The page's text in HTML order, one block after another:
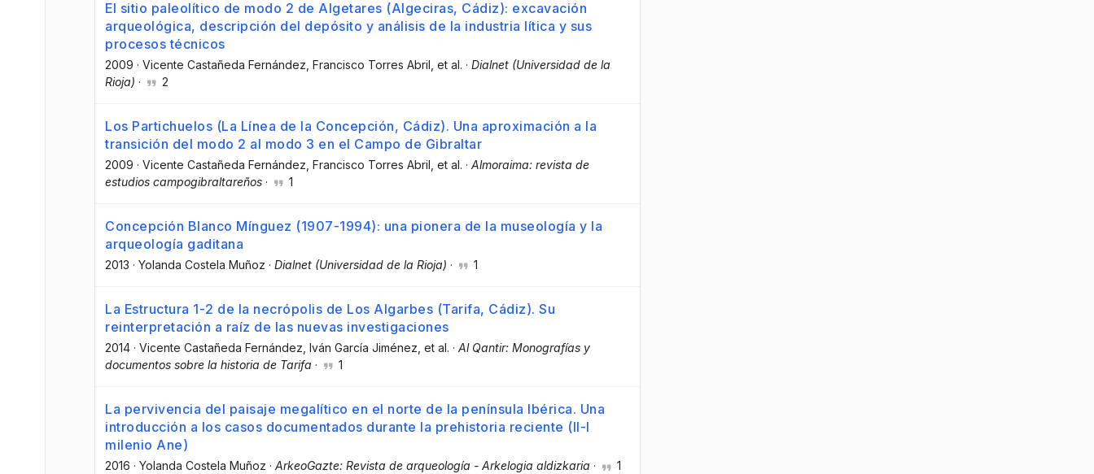
El sitio paleolítico de modo 2 de Algetares (Algeciras, Cádiz): excavación
arqueológica, descripción del depósito y análisis de la industria lítica y sus
procesos técnicos
2009 · Vicente Castañeda Fernández , Francisco Torres Abril , et al. · Dialnet (Universidad de la
Rioja) · 2
Los Partichuelos (La Línea de la Concepción, Cádiz). Una aproximación a la
transición del modo 2 al modo 3 en el Campo de Gibraltar
2009 · Vicente Castañeda Fernández , Francisco Torres Abril , et al. · Almoraima: revista de
estudios campogibraltareños · 1
Concepción Blanco Mínguez (1907-1994): una pionera de la museología y la
arqueología gaditana
2013 · Yolanda Costela Muñoz · Dialnet (Universidad de la Rioja) · 1
La Estructura 1-2 de la necrópolis de Los Algarbes (Tarifa, Cádiz). Su
reinterpretación a raíz de las nuevas investigaciones
2014 · Vicente Castañeda Fernández , Iván García Jiménez , et al. · Al Qantir: Monografías y
documentos sobre la historia de Tarifa · 1
La pervivencia del paisaje megalítico en el norte de la península Ibérica. Una
introducción a los casos documentados durante la prehistoria reciente (II-I
milenio Ane)
2016 · Yolanda Costela Muñoz · ArkeoGazte: Revista de arqueología - Arkelogia aldizkaria · 1